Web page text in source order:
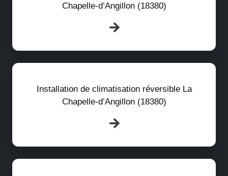
Chapelle-d’Angillon (18380)
Installation de climatisation réversible La
Chapelle-d’Angillon (18380)